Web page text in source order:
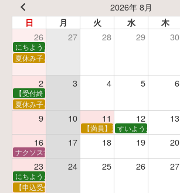
2026年 8月
日 月 火 水 木
26 27 28 29 30
にちようえほん
夏休み子ども映画会
2 3 4 5 6
【受付終了】親子で挑戦！調べ学習ワークショップ
夏休み子ども平和映画会
9 10 11 12 13
【満員】夏休みおはなし工作会
すいようえほん
16 17 18 19 20
ナクソス音楽会 第5回 NHK交響楽団創立100年
23 24 25 26 27
にちようえほん
【申込受付中】ゆうべのこわ～いおはなし会